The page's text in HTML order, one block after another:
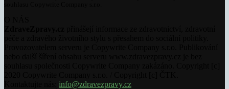
info@zdravezpravy.cz